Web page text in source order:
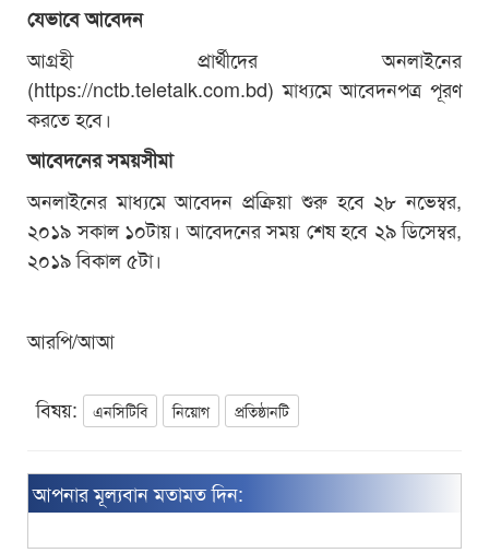
যেভাবে আবেদন
আগ্রহী প্রার্থীদের অনলাইনের
(https://nctb.teletalk.com.bd) মাধ্যমে আবেদনপত্র পূরণ
করতে হবে।
আবেদনের সময়সীমা
অনলাইনের মাধ্যমে আবেদন প্রক্রিয়া শুরু হবে ২৮ নভেম্বর,
২০১৯ সকাল ১০টায়। আবেদনের সময় শেষ হবে ২৯ ডিসেম্বর,
২০১৯ বিকাল ৫টা।
আরপি/আআ
বিষয়: এনসিটিবি নিয়োগ প্রতিষ্ঠানটি
আপনার মূল্যবান মতামত দিন: